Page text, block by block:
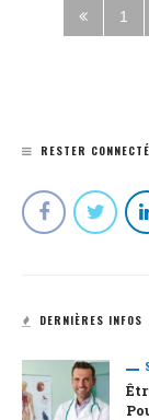
1
RESTER CONNECTÉ
DERNIÈRES INFOS